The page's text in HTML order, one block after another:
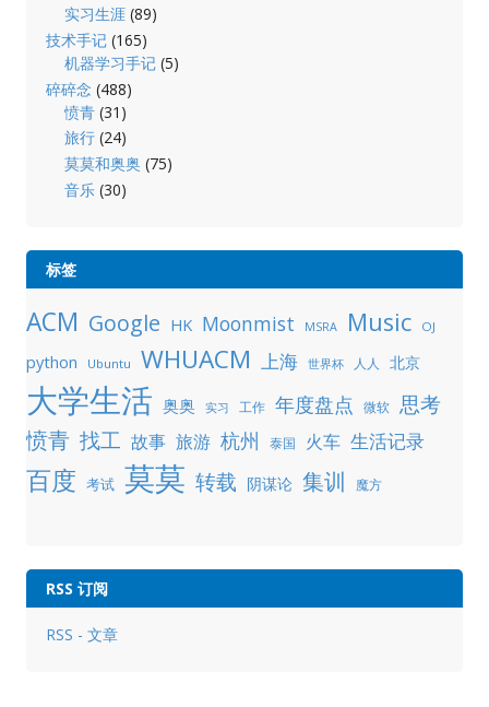
实习生涯 (89)
技术手记(165)
机器学习手记 (5)
碎碎念 (488)
愤青 (31)
旅行 (24)
莫莫和奥奥 (75)
音乐 (30)
标签
ACM Google HK Moonmist MSRA Music OJ
python Ubuntu WHUACM 上海 世界杯 人人 北京
大学生活 奥奥 实习 工作 年度盘点 微软 思考
愤青 找工 故事 旅游 杭州 泰国 火车 生活记录
百度 考试 莫莫 转载 阴谋论 集训 魔方
RSS 订阅
RSS - 文章